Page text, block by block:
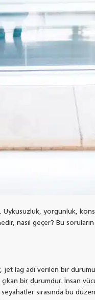
yorgunluk,
geçer? Bu soruların
lag adı verilen bir
bir durumdur. İnsan
sırasında bu